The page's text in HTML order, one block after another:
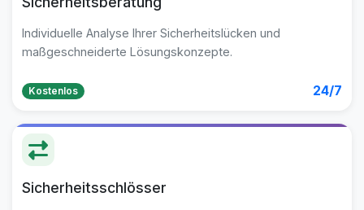
Individuelle Analyse Ihrer Sicherheitslücken und
maßgeschneiderte Lösungskonzepte.
Kostenlos 24/7
Sicherheitsschlösser